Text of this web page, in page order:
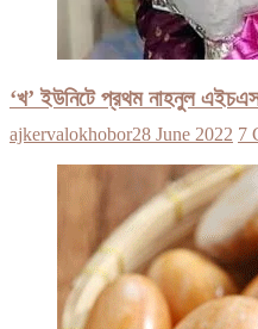
‘খ’ ইউনিটে প্রথম নাহনুল
ajkervalokhobor28 June 2022 7